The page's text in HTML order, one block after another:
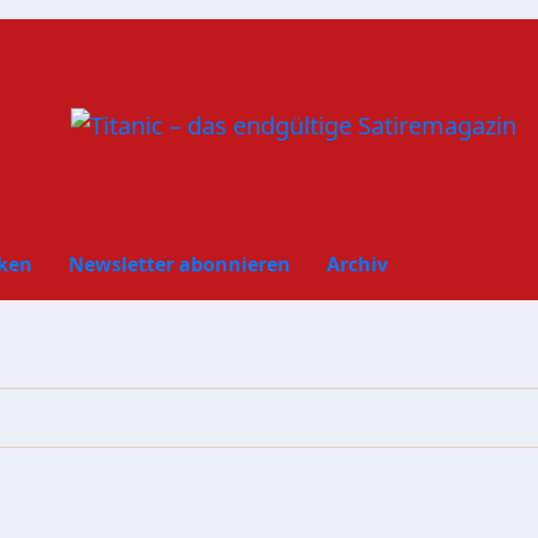
Newsletter abonnieren Archiv